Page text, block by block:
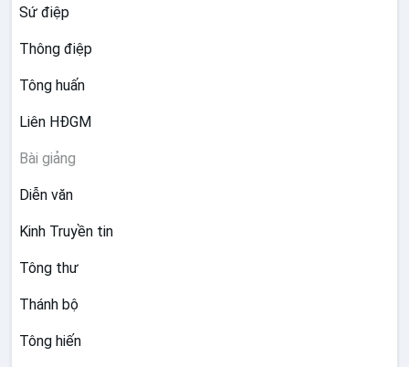
Sứ điệp
Thông điệp
Tông huấn
Liên HĐGM
Bài giảng
Diễn văn
Kinh Truyền tin
Tông thư
Thánh bộ
Tông hiến